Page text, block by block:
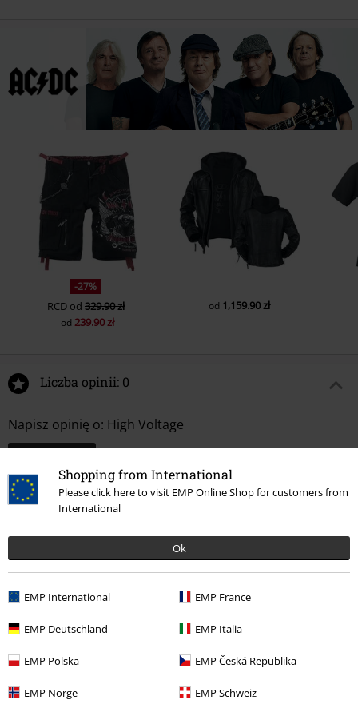
Shopping from International
Please click here to visit EMP Online Shop for customers from
International
Ok
EMP International EMP France
EMP Deutschland EMP Italia
EMP Polska EMP Česká Republika
EMP Norge EMP Schweiz
-27%
RCD od 329.90 zł
od 239.90 zł
od 1,159.90 zł
Liczba opinii: 0
Napisz opinię o: High Voltage
Ostatnia wizyta